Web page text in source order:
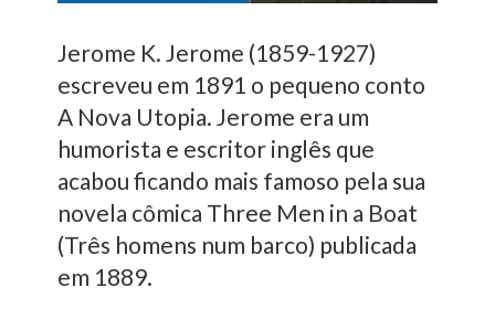
Jerome K. Jerome (1859-1927)
escreveu em 1891 o pequeno conto
A Nova Utopia. Jerome era um
humorista e escritor inglês que
acabou ficando mais famoso pela sua
novela cômica Three Men in a Boat
(Três homens num barco) publicada
em 1889.